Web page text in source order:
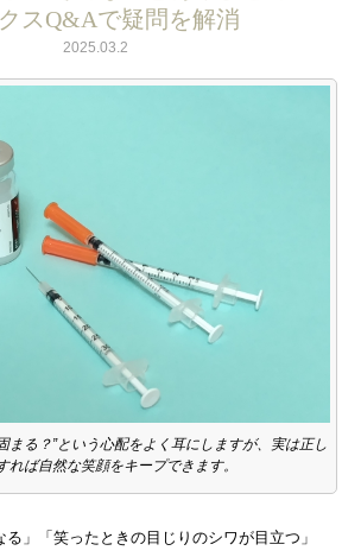
スQ&Aで疑問を解消
2025.03.2
まる？”という心配をよく耳にしますが、実は正し
れば自然な笑顔をキープできます。
る」「笑ったときの目じりのシワが目立つ」